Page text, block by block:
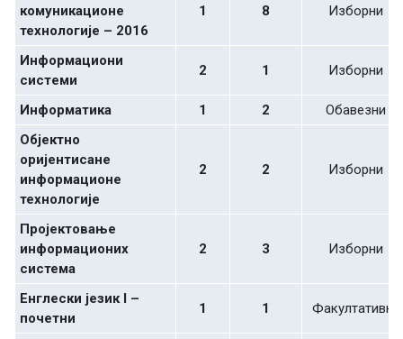
комуникационе
технологије – 2016
1 8 Изборни
Инфoрмaциoни
систeми
2 1 Изборни
Информатика 1 2
Обавезни
Објектно
оријентисане
информационе
технологије
2 2 Изборни
Пројектовање
информационих
система
2 3 Изборни
Енглески језик I –
почетни
1 1 Факултативни